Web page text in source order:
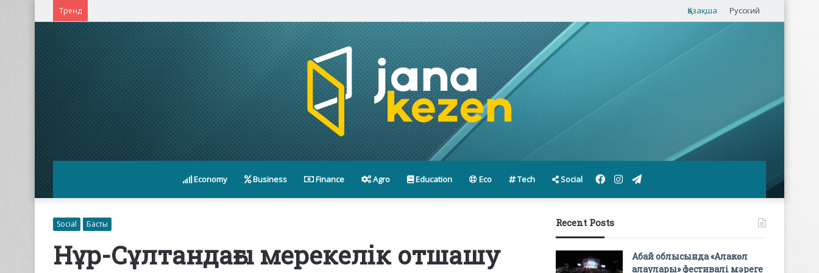
Тренд Қазақша Русский
Economy Business Finance Agro Education Eco Tech Social Telegram
Instagram
Facebook
Social Басты
Нұр-Сұлтандағы мерекелік отшашу
Recent Posts
Абай облысында «Алакөл
алаулары» фестивалі мәреге